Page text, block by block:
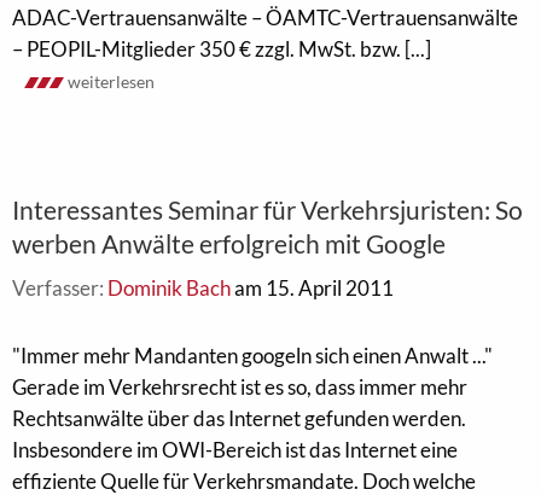
ADAC-Vertrauensanwälte – ÖAMTC-Vertrauensanwälte
– PEOPIL-Mitglieder 350 € zzgl. MwSt. bzw. [...]
weiterlesen
Interessantes Seminar für Verkehrsjuristen: So
werben Anwälte erfolgreich mit Google
Verfasser: Dominik Bacham 15. April 2011
"Immer mehr Mandanten googeln sich einen Anwalt ..."
Gerade im Verkehrsrecht ist es so, dass immer mehr
Rechtsanwälte über das Internet gefunden werden.
Insbesondere im OWI-Bereich ist das Internet eine
effiziente Quelle für Verkehrsmandate. Doch welche